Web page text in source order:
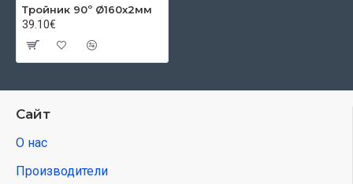
Тройник 90º Ø160x2мм
39.10€
Сайт
О нас
Производители